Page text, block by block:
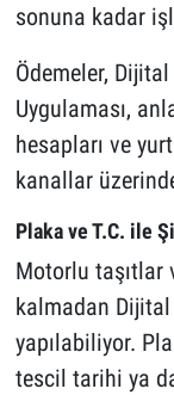
sonuna kadar
Ödemeler,
Uygulaması,
hesapları ve
kanallar
Plaka ve T.C. ile
Motorlu taşıtlar
kalmadan
yapılabiliyor.
tescil tarihi ya